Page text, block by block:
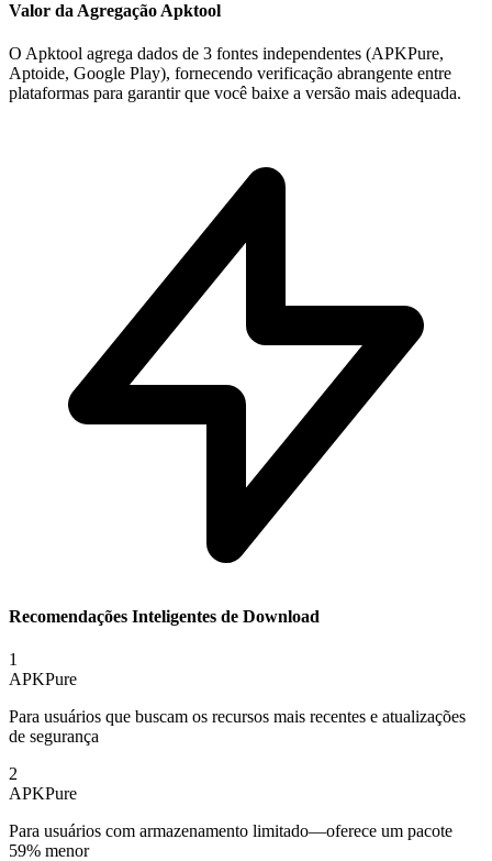
Valor da Agregação Apktool
O Apktool agrega dados de 3 fontes independentes (APKPure,
Aptoide, Google Play), fornecendo verificação abrangente entre
plataformas para garantir que você baixe a versão mais adequada.
Recomendações Inteligentes de Download
1
APKPure
Para usuários que buscam os recursos mais recentes e atualizações
de segurança
2
APKPure
Para usuários com armazenamento limitado—oferece um pacote
59% menor